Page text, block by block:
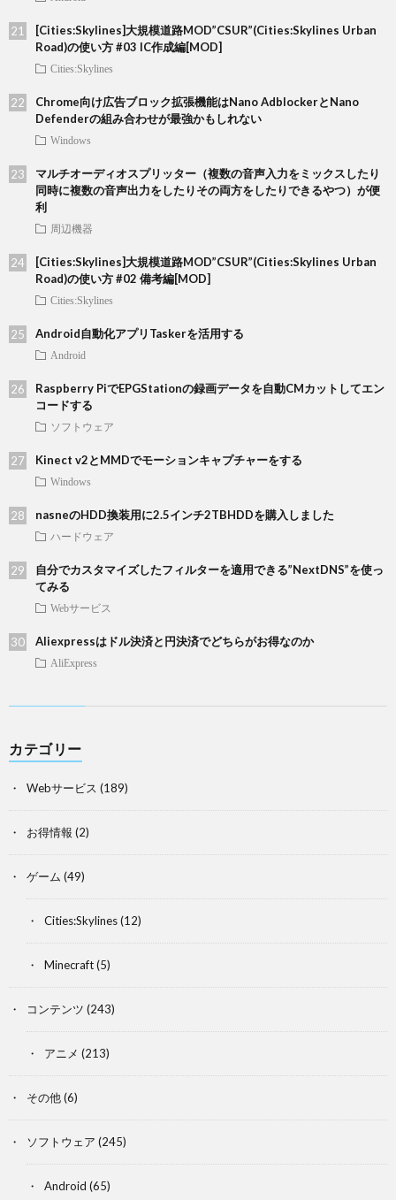
[Cities:Skylines]大規模道路MOD”CSUR”(Cities:Skylines Urban
Road)の使い方 #03 IC作成編[MOD]
Cities:Skylines
Chrome向け広告ブロック拡張機能はNano AdblockerとNano
Defenderの組み合わせが最強かもしれない
Windows
マルチオーディオスプリッター（複数の音声入力をミックスしたり
同時に複数の音声出力をしたりその両方をしたりできるやつ）が便
利
周辺機器
[Cities:Skylines]大規模道路MOD”CSUR”(Cities:Skylines Urban
Road)の使い方 #02 備考編[MOD]
Cities:Skylines
Android自動化アプリTaskerを活用する
Android
Raspberry PiでEPGStationの録画データを自動CMカットしてエン
コードする
ソフトウェア
Kinect v2とMMDでモーションキャプチャーをする
Windows
nasneのHDD換装用に2.5インチ2TBHDDを購入しました
ハードウェア
自分でカスタマイズしたフィルターを適用できる”NextDNS”を使っ
てみる
Webサービス
Aliexpressはドル決済と円決済でどちらがお得なのか
AliExpress
カテゴリー
Webサービス (189)
お得情報 (2)
ゲーム (49)
Cities:Skylines(12)
Minecraft(5)
コンテンツ (243)
アニメ (213)
その他(6)
ソフトウェア (245)
Android (65)